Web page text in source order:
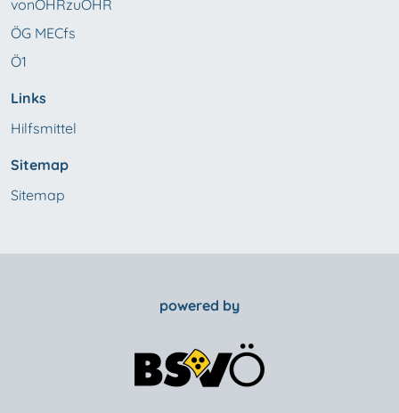
vonOHRzuOHR
ÖG MECfs
Ö1
Links
Hilfsmittel
Sitemap
Sitemap
powered by